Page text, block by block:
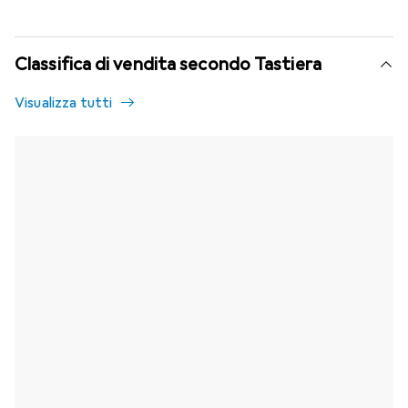
Classifica di vendita secondo Tastiera
Visualizza tutti